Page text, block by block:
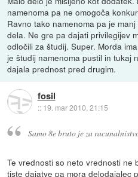
namenoma pa ne omogoča
Ravno tako namenoma pa je
dela. Ne gre pa dajati privilegijev
odločili za študij. Super. Morda
je študij namenoma pustil in tukaj
dajala prednost pred drugim.
fosil
:: 19. mar 2010, 21:15
Samo 8e bruto je za
Te vrednosti so neto vrednosti ne
tiste dajatve pa mora delodajalec